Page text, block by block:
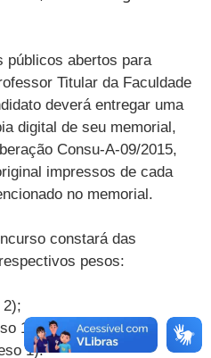
públicos abertos para
Titular da Faculdade
deverá entregar uma
digital de seu memorial,
Consu-A-09/2015,
impressos de cada
no memorial.
constará das
pesos:
1);
1).